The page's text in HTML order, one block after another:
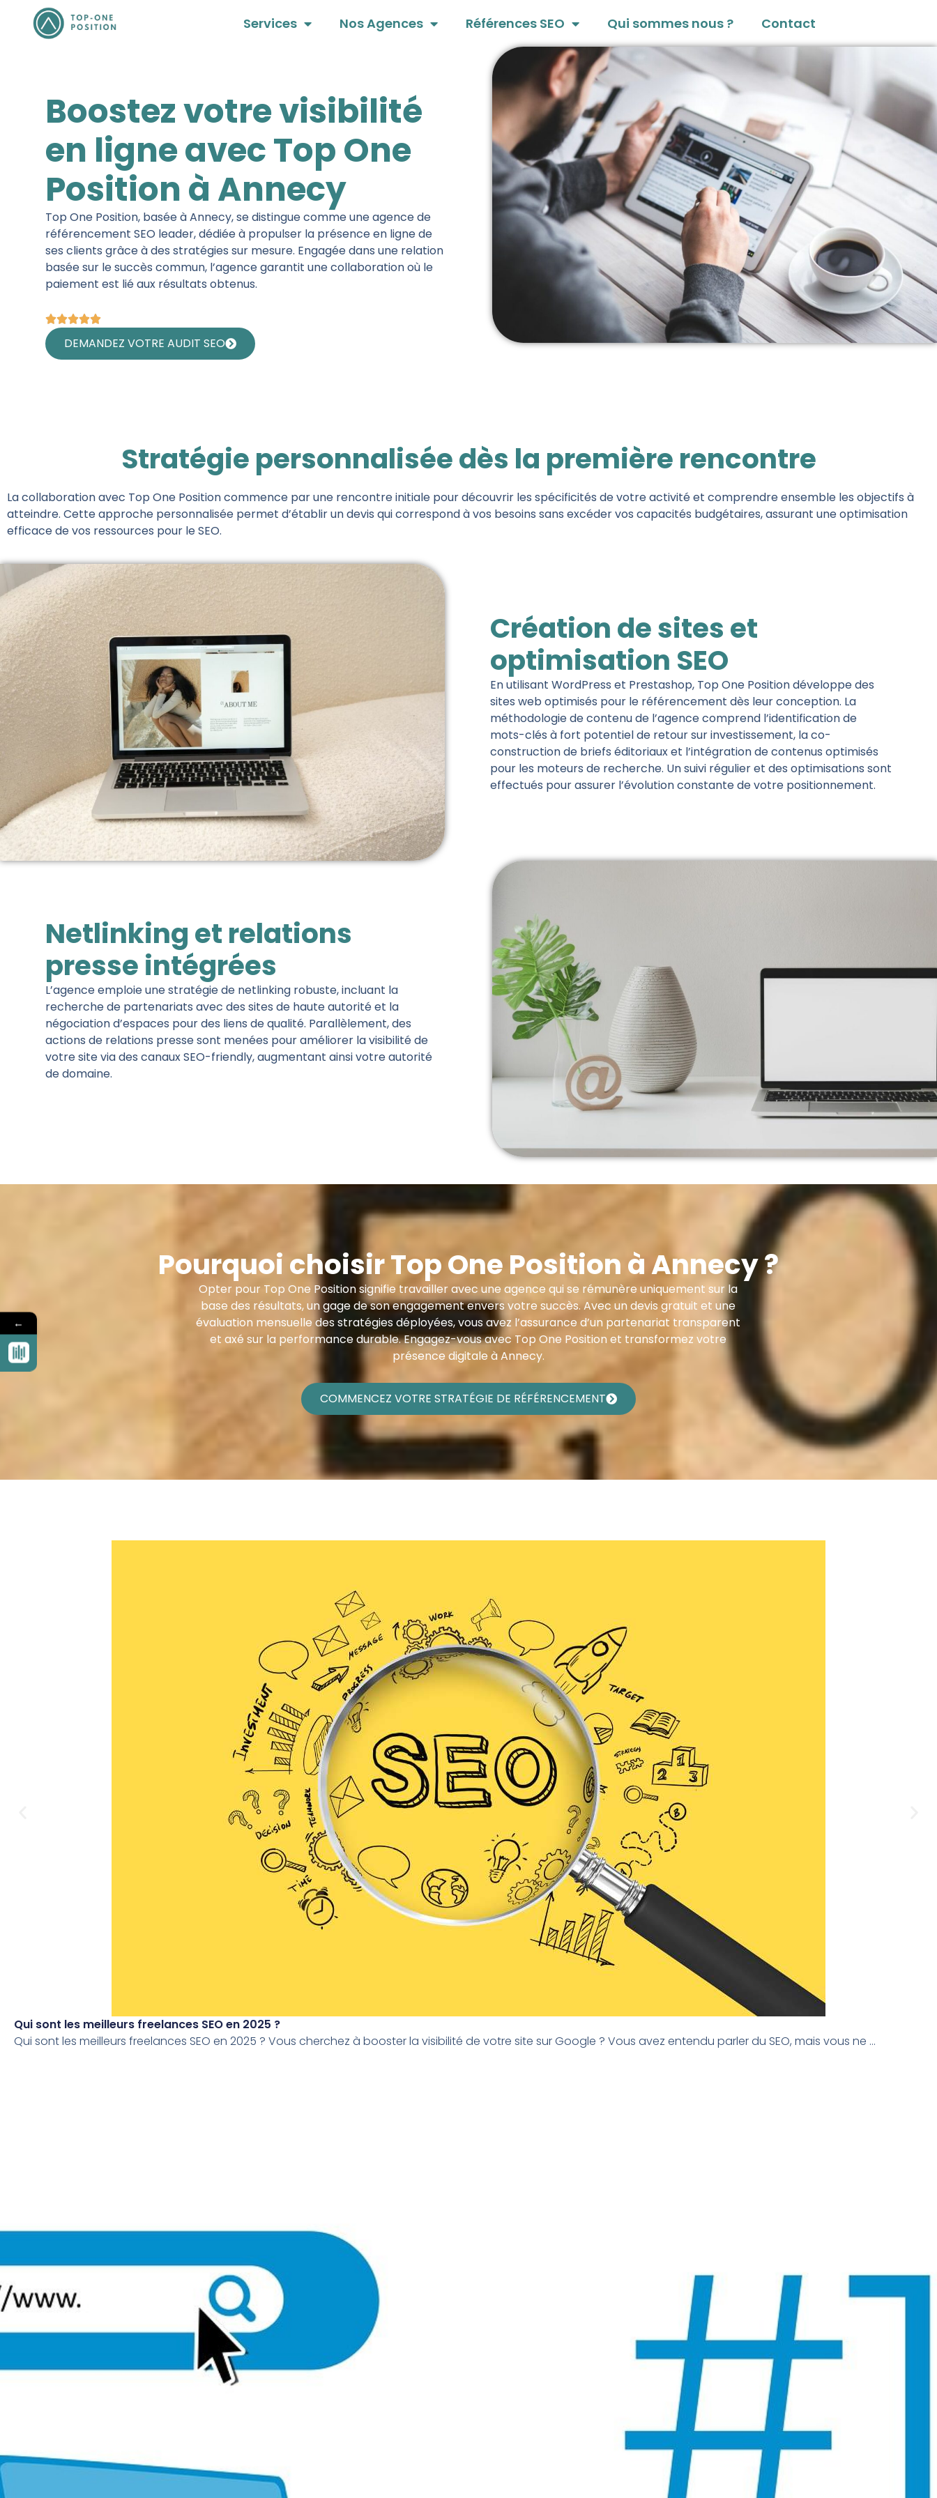
contenu
Services Nos Agences Références SEO Qui sommes nous ? Contact
Boostez votre visibilité
en ligne avec Top One
Position à Annecy
Top One Position, basée à Annecy, se distingue comme une agence de
référencement SEO leader, dédiée à propulser la présence en ligne de
ses clients grâce à des stratégies sur mesure. Engagée dans une relation
basée sur le succès commun, l’agence garantit une collaboration où le
paiement est lié aux résultats obtenus.
DEMANDEZ VOTRE AUDIT SEO
Stratégie personnalisée dès la première rencontre
La collaboration avec Top One Position commence par une rencontre initiale pour découvrir les spécificités de votre activité et comprendre ensemble les objectifs à
atteindre. Cette approche personnalisée permet d’établir un devis qui correspond à vos besoins sans excéder vos capacités budgétaires, assurant une optimisation
efficace de vos ressources pour le SEO.
Création de sites et
optimisation SEO
En utilisant WordPress et Prestashop, Top One Position développe des
sites web optimisés pour le référencement dès leur conception. La
méthodologie de contenu de l’agence comprend l’identification de
mots-clés à fort potentiel de retour sur investissement, la co-
construction de briefs éditoriaux et l’intégration de contenus optimisés
pour les moteurs de recherche. Un suivi régulier et des optimisations sont
effectués pour assurer l’évolution constante de votre positionnement.
Netlinking et relations
presse intégrées
L’agence emploie une stratégie de netlinking robuste, incluant la
recherche de partenariats avec des sites de haute autorité et la
négociation d’espaces pour des liens de qualité. Parallèlement, des
actions de relations presse sont menées pour améliorer la visibilité de
votre site via des canaux SEO-friendly, augmentant ainsi votre autorité
de domaine.
Pourquoi choisir Top One Position à Annecy ?
Opter pour Top One Position signifie travailler avec une agence qui se rémunère uniquement sur la
base des résultats, un gage de son engagement envers votre succès. Avec un devis gratuit et une
évaluation mensuelle des stratégies déployées, vous avez l’assurance d’un partenariat transparent
et axé sur la performance durable. Engagez-vous avec Top One Position et transformez votre
présence digitale à Annecy.
COMMENCEZ VOTRE STRATÉGIE DE RÉFÉRENCEMENT
Qui sont les meilleurs freelances SEO en 2025 ?
Qui sont les meilleurs freelances SEO en 2025 ? Vous cherchez à booster la visibilité de votre site sur Google ? Vous avez entendu parler du SEO, mais vous ne ...
←